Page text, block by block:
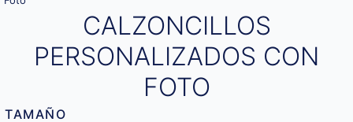
CALZONCILLOS
PERSONALIZADOS CON
FOTO
TAMAÑO